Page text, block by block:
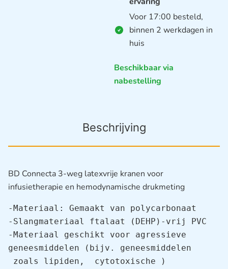
Voor 17:00 besteld,
binnen 2 werkdagen in
huis
Beschikbaar via
nabestelling
Beschrijving
BD Connecta 3-weg latexvrije kranen voor
infusietherapie en hemodynamische drukmeting
-Materiaal: Gemaakt van polycarbonaat
-Slangmateriaal ftalaat (DEHP)-vrij PVC
-Materiaal geschikt voor agressieve
geneesmiddelen (bijv. geneesmiddelen
zoals lipiden,  cytotoxische )